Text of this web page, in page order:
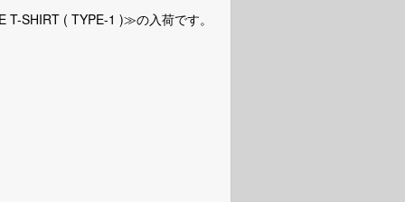
T-SHIRT ( TYPE-1 )≫の入荷です。